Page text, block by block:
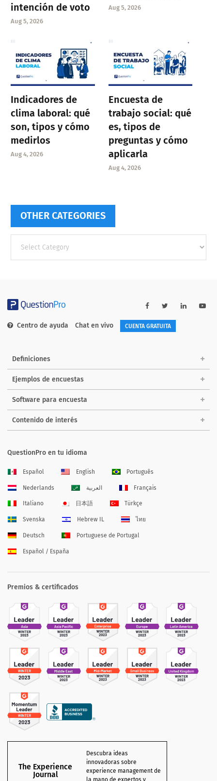
intención de voto
Aug 5, 2026
Aug 5, 2026
Indicadores de
clima laboral: qué
son, tipos y cómo
medirlos
Aug 4, 2026
Encuesta de
trabajo social: qué
es, tipos de
preguntas y cómo
aplicarla
Aug 4, 2026
OTHER CATEGORIES
categories
Centro de ayuda Chat en vivo CUENTA GRATUITA
Definiciones
Ejemplos de encuestas
Software para encuesta
Contenido de interés
QuestionPro en tu idioma
Español English Português
Nederlands العربية Français
Italiano 日本語 Türkçe
Svenska Hebrew IL ไทย
Deutsch Portuguese de Portugal
Español / España
Premios & certificados
The Experience
Journal
Descubra ideas
innovadoras sobre
experience management de